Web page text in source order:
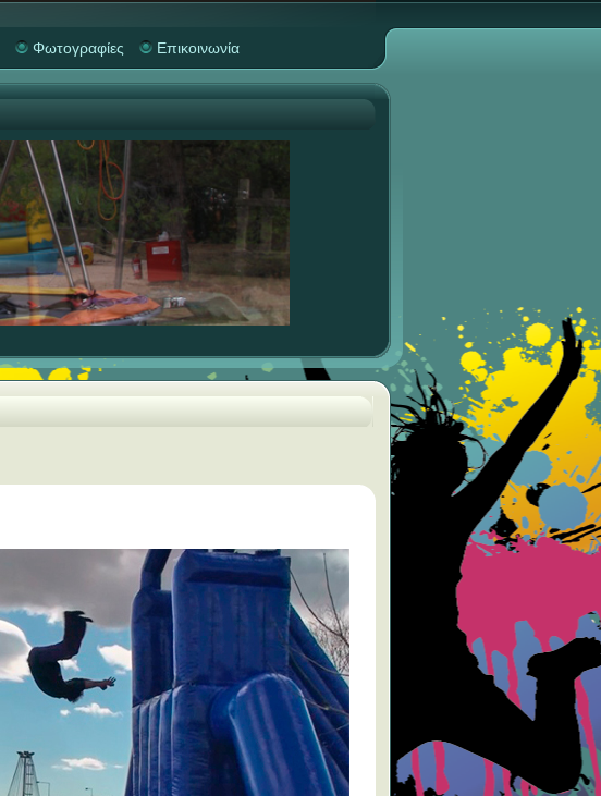
Φωτογραφίες Επικοινωνία